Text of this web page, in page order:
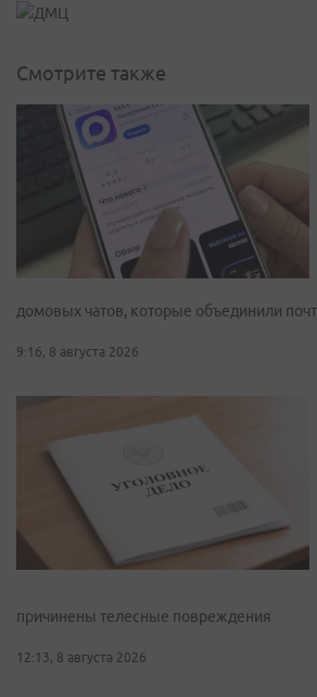
Смотрите также
домовых чатов, которые объединили
9:16, 8 августа 2026
причинены телесные повреждения
12:13, 8 августа 2026